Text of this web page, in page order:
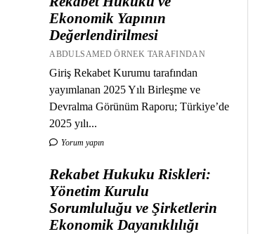
Ekonomik Yapının
Değerlendirilmesi
ABDULSAMED ÖRNEK TARAFINDAN
Giriş Rekabet Kurumu tarafından
yayımlanan 2025 Yılı Birleşme ve
Devralma Görünüm Raporu; Türkiye’de
2025 yılı...
Yorum yapın
Rekabet Hukuku Riskleri:
Yönetim Kurulu
Sorumluluğu ve Şirketlerin
Ekonomik Dayanıklılığı